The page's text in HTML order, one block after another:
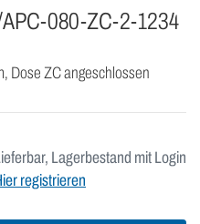
080-ZC-2-1234
Dose ZC angeschlossen
Lagerbestand mit Login
registrieren